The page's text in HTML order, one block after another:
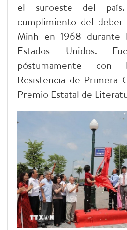
el suroeste del
cumplimiento del
Minh en 1968 durante
Estados Unidos.
póstumamente
Resistencia de Primera
Premio Estatal de